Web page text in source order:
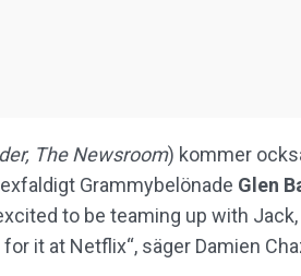
The Newsroom) kommer
Grammybelönade Glen
to be teaming up with Jack,
it at Netflix“, säger Damien